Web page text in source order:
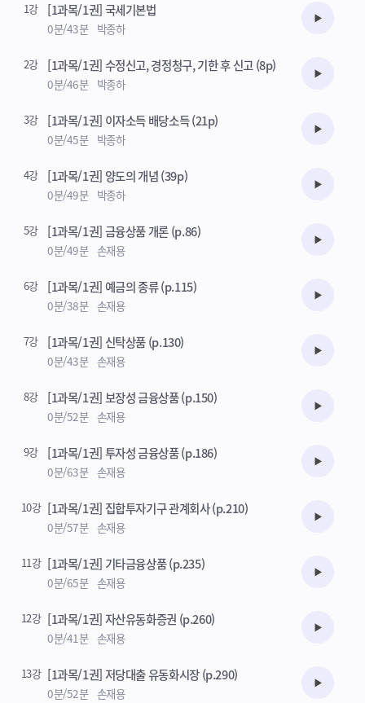
· 핵심정리문제풀이는 와우패스 문제집으로 진행됩니다.(문제집 별도구매)
· 특강은 강의실 내 첨부된 pdf 파일로 진행됩니다.
1강 [1과목/1권] 국세기본법
0분/43분 박종하 수강준비
2강 [1과목/1권] 수정신고, 경정청구, 기한 후 신고 (8p)
0분/46분 박종하 수강준비
3강 [1과목/1권] 이자소득 배당소득 (21p)
0분/45분 박종하 수강준비
4강 [1과목/1권] 양도의 개념 (39p)
0분/49분 박종하 수강준비
5강 [1과목/1권] 금융상품 개론 (p.86)
0분/49분 손재용 수강준비
6강 [1과목/1권] 예금의 종류 (p.115)
0분/38분 손재용 수강준비
7강 [1과목/1권] 신탁상품 (p.130)
0분/43분 손재용 수강준비
8강 [1과목/1권] 보장성 금융상품 (p.150)
0분/52분 손재용 수강준비
9강 [1과목/1권] 투자성 금융상품 (p.186)
0분/63분 손재용 수강준비
10강 [1과목/1권] 집합투자기구 관계회사 (p.210)
0분/57분 손재용 수강준비
11강 [1과목/1권] 기타금융상품 (p.235)
0분/65분 손재용 수강준비
12강 [1과목/1권] 자산유동화증권 (p.260)
0분/41분 손재용 수강준비
13강 [1과목/1권] 저당대출 유동화시장 (p.290)
0분/52분 손재용 수강준비